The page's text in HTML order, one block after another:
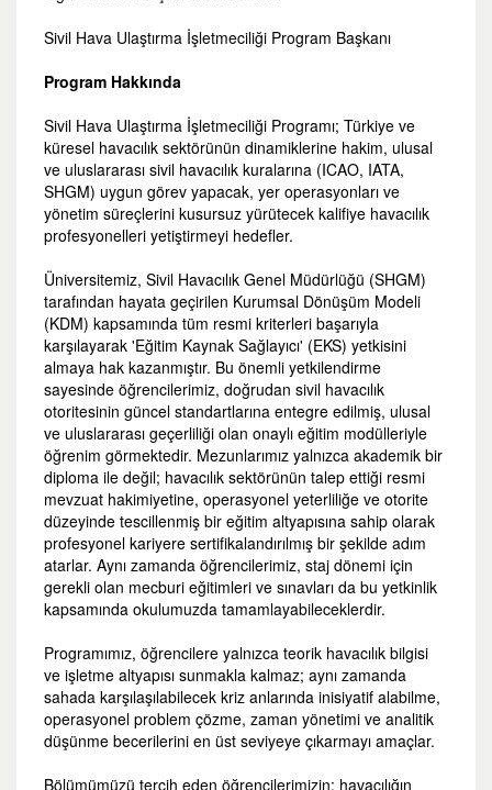
Sivil Hava Ulaştırma İşletmeciliği Program Başkanı
Program Hakkında
Sivil Hava Ulaştırma İşletmeciliği Programı; Türkiye ve
küresel havacılık sektörünün dinamiklerine hakim, ulusal
ve uluslararası sivil havacılık kuralarına (ICAO, IATA,
SHGM) uygun görev yapacak, yer operasyonları ve
yönetim süreçlerini kusursuz yürütecek kalifiye havacılık
profesyonelleri yetiştirmeyi hedefler.
Üniversitemiz, Sivil Havacılık Genel Müdürlüğü (SHGM)
tarafından hayata geçirilen Kurumsal Dönüşüm Modeli
(KDM) kapsamında tüm resmi kriterleri başarıyla
karşılayarak 'Eğitim Kaynak Sağlayıcı' (EKS) yetkisini
almaya hak kazanmıştır. Bu önemli yetkilendirme
sayesinde öğrencilerimiz, doğrudan sivil havacılık
otoritesinin güncel standartlarına entegre edilmiş, ulusal
ve uluslararası geçerliliği olan onaylı eğitim modülleriyle
öğrenim görmektedir. Mezunlarımız yalnızca akademik bir
diploma ile değil; havacılık sektörünün talep ettiği resmi
mevzuat hakimiyetine, operasyonel yeterliliğe ve otorite
düzeyinde tescillenmiş bir eğitim altyapısına sahip olarak
profesyonel kariyere sertifikalandırılmış bir şekilde adım
atarlar. Aynı zamanda öğrencilerimiz, staj dönemi için
gerekli olan mecburi eğitimleri ve sınavları da bu yetkinlik
kapsamında okulumuzda tamamlayabileceklerdir.
Programımız, öğrencilere yalnızca teorik havacılık bilgisi
ve işletme altyapısı sunmakla kalmaz; aynı zamanda
sahada karşılaşılabilecek kriz anlarında inisiyatif alabilme,
operasyonel problem çözme, zaman yönetimi ve analitik
düşünme becerilerini en üst seviyeye çıkarmayı amaçlar.
Bölümümüzü tercih eden öğrencilerimizin; havacılığın